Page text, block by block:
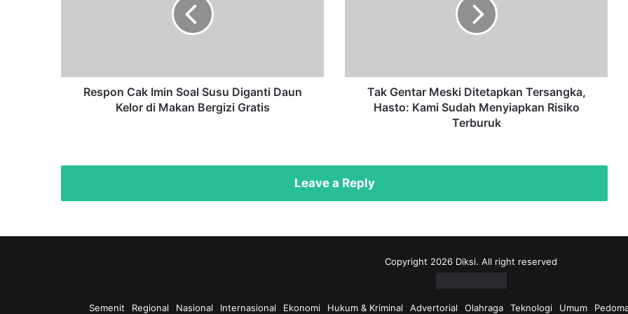
di
MakanRespon Cak Imin Soal Susu Diganti Daun
Kelor di Makan Bergizi Gratis
Menyiapkan
Risiko
Terburuk
Tak Gentar Meski Ditetapkan Tersangka,
Hasto: Kami Sudah Menyiapkan Risiko
Terburuk
Leave a Reply
Copyright 2026 Diksi. All right reserved
Semenit Regional Nasional Internasional Ekonomi Hukum & Kriminal Advertorial Olahraga Teknologi Umum